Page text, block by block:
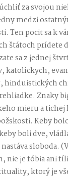
za svojou
medzi
Ten pocit sa k
štátoch
sa z jednej
katolíckych,
hinduistických
Znaky
mieru a
Keby
boli dve,
sloboda.
nie je fóbia ani
ktorý je